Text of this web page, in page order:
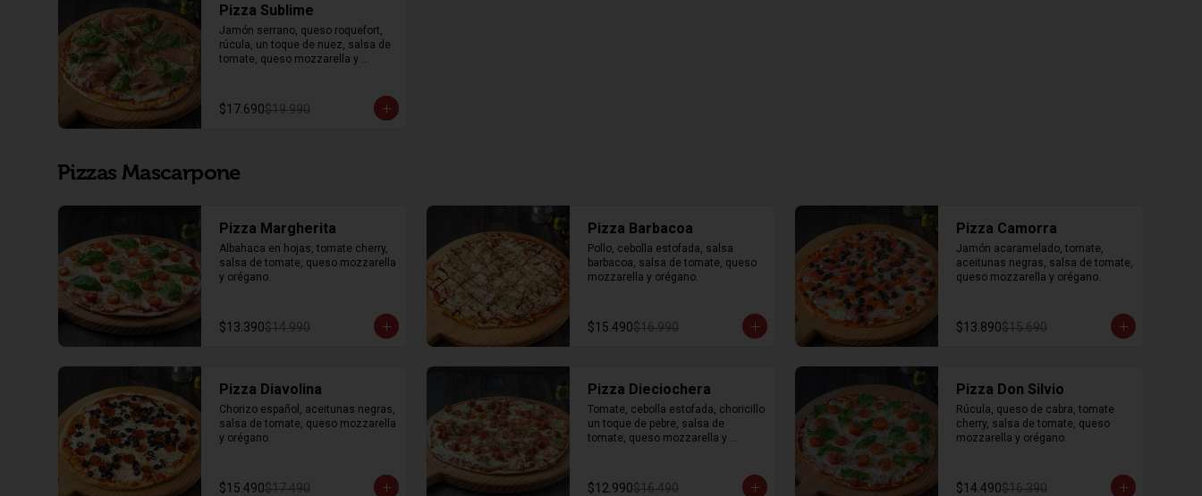
Pizza Sublime
Jamón serrano, queso roquefort,
rúcula, un toque de nuez, salsa de
tomate, queso mozzarella y
$17.690$19.990
Pizzas Mascarpone
Pizza Margherita
Albahaca en hojas, tomate cherry,
salsa de tomate, queso mozzarella
y orégano.
$13.390$14.990
Pizza Barbacoa
Pollo, cebolla estofada, salsa
barbacoa, salsa de tomate, queso
mozzarella y orégano.
$15.490$16.990
Pizza Camorra
Jamón acaramelado, tomate,
aceitunas negras, salsa de tomate,
queso mozzarella y orégano.
$13.890$15.690
Pizza Diavolina
Chorizo español, aceitunas negras,
salsa de tomate, queso mozzarella
y orégano.
$15.490$17.490
Pizza Dieciochera
Tomate, cebolla estofada, choricillo
un toque de pebre, salsa de
tomate, queso mozzarella y
$12.990$16.490
Pizza Don Silvio
Rúcula, queso de cabra, tomate
cherry, salsa de tomate, queso
mozzarella y orégano.
$14.490$16.390